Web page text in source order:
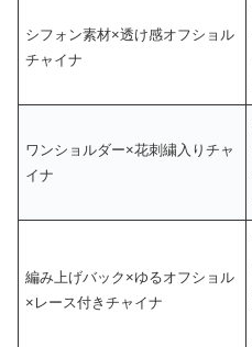
シフォン素材×透け感オフショル
チャイナ
ワンショルダー×花刺繍入りチャ
イナ
編み上げバック×ゆるオフショル
×レース付きチャイナ